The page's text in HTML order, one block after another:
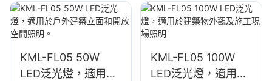
KML-FL05 50W
LED泛光燈，適用於
KML-FL05 100W
LED泛光燈，適用於